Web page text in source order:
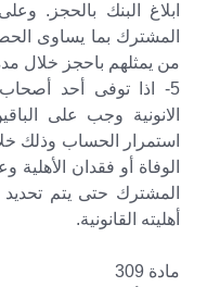
ابلاغ البنك بالحجز.
المشترك بما يساوى
من يمثلهم باحجز خلال
5- اذا توفى أحد
الانونية وجب على
استمرار الحساب وذلك
الوفاة أو فقدان
المشترك حتى يتم
أهليته القانونية.
مادة 309